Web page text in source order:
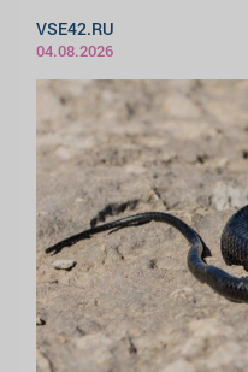
VSE42.RU
04.08.2026